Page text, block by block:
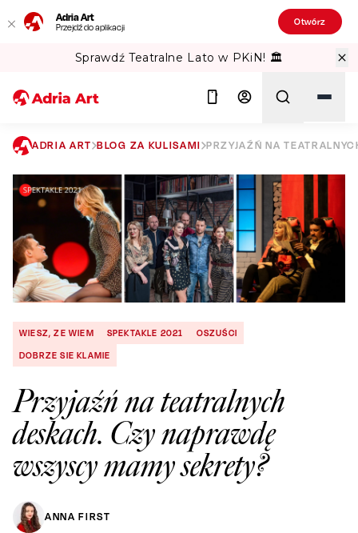
Adria Art
Przejdź do aplikacji Otwórz
Sprawdź Teatralne Lato w PKiN! 🏛️
Szukaj
ADRIA ART BLOG ZA KULISAMI PRZYJAŹŃ NA
WIESZ, ZE WIEM SPEKTAKLE 2021
OSZUŚCI
DOBRZE SIE KLAMIE
Przyjaźń na teatralnych
deskach. Czy naprawdę
wszyscy mamy sekrety?
ANNA FIRST